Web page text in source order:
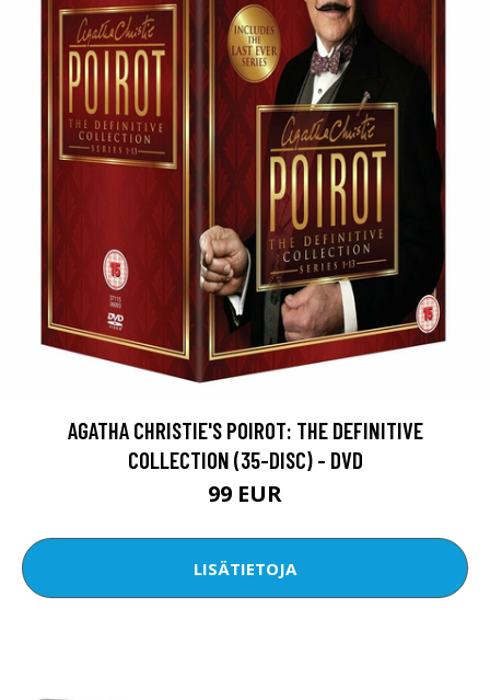
AGATHA CHRISTIE'S POIROT: THE DEFINITIVE
COLLECTION (35-DISC) - DVD
99 EUR
LISÄTIETOJA